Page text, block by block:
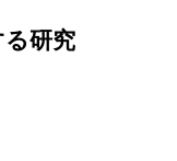
る研究